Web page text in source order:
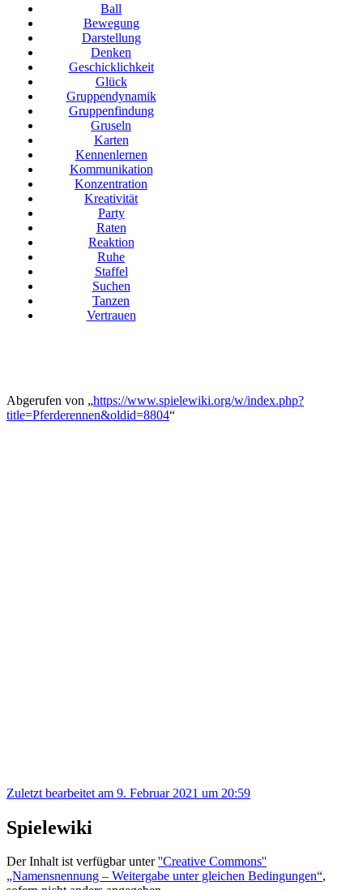
Ball
Bewegung
Darstellung
Denken
Geschicklichkeit
Glück
Gruppendynamik
Gruppenfindung
Gruseln
Karten
Kennenlernen
Kommunikation
Konzentration
Kreativität
Party
Raten
Reaktion
Ruhe
Staffel
Suchen
Tanzen
Vertrauen
Abgerufen von „https://www.spielewiki.org/w/index.php?
title=Pferderennen&oldid=8804“
Zuletzt bearbeitet am 9. Februar 2021 um 20:59
Spielewiki
Der Inhalt ist verfügbar unter''Creative Commons''
„Namensnennung – Weitergabe unter gleichen Bedingungen“,